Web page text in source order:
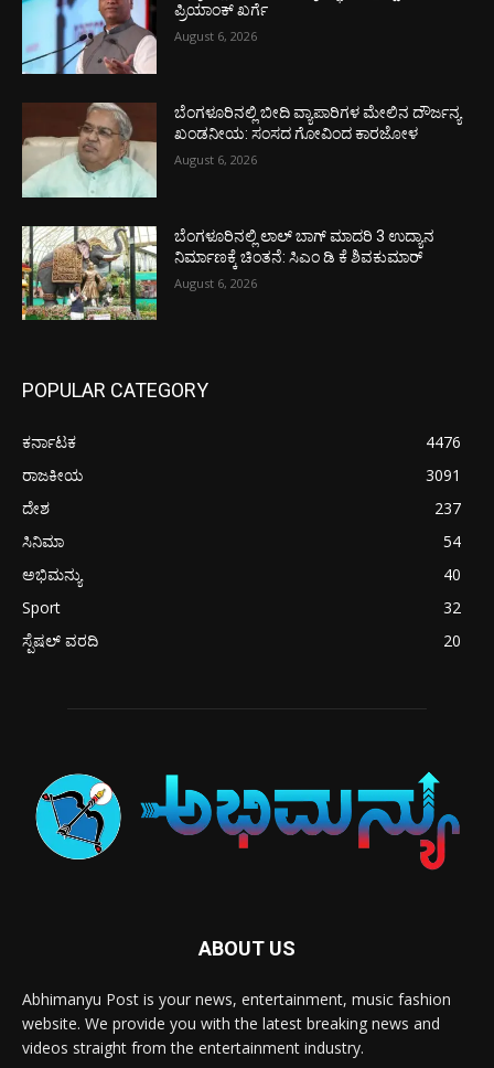
ಪ್ರಿಯಾಂಕ್ ಖರ್ಗೆ
August 6, 2026
ಬೆಂಗಳೂರಿನಲ್ಲಿ ಬೀದಿ ವ್ಯಾಪಾರಿಗಳ ಮೇಲಿನ ದೌರ್ಜನ್ಯ
ಖಂಡನೀಯ: ಸಂಸದ ಗೋವಿಂದ ಕಾರಜೋಳ
August 6, 2026
ಬೆಂಗಳೂರಿನಲ್ಲಿ ಲಾಲ್ ಬಾಗ್ ಮಾದರಿ 3 ಉದ್ಯಾನ
ನಿರ್ಮಾಣಕ್ಕೆ ಚಿಂತನೆ: ಸಿಎಂ ಡಿ ಕೆ ಶಿವಕುಮಾರ್
August 6, 2026
POPULAR CATEGORY
ಕರ್ನಾಟಕ
4476
ರಾಜಕೀಯ
3091
ದೇಶ
237
ಸಿನಿಮಾ
54
ಅಭಿಮನ್ಯು
40
Sport
32
ಸ್ಪೆಷಲ್ ವರದಿ
20
ABOUT US
Abhimanyu Post is your news, entertainment, music fashion
website. We provide you with the latest breaking news and
videos straight from the entertainment industry.